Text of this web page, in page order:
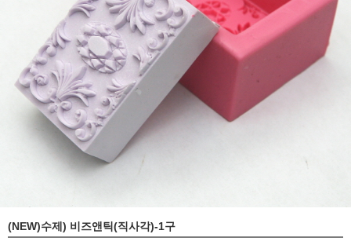
(NEW)수제) 비즈앤틱(직사각)-1구